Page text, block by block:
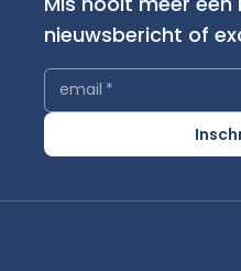
nieuwsbericht of
email *